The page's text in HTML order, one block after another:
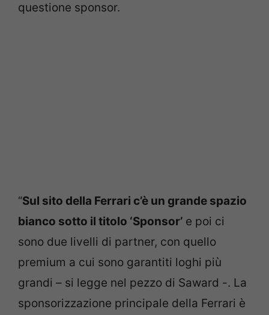
questione sponsor.
“Sul sito della Ferrari c’è un grande spazio
bianco sotto il titolo ‘Sponsor’ e poi ci
sono due livelli di partner, con quello
premium a cui sono garantiti loghi più
grandi – si legge nel pezzo di Saward -. La
sponsorizzazione principale della Ferrari è